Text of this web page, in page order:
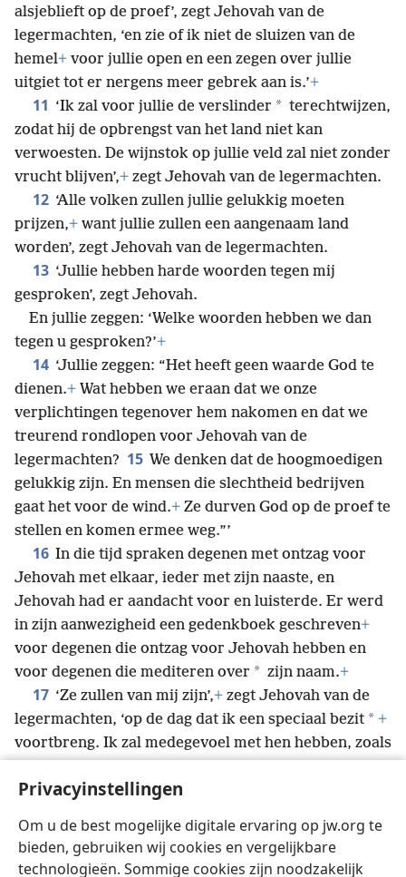
Privacyinstellingen
Om u de best mogelijke digitale ervaring op jw.org te
bieden, gebruiken wij cookies en vergelijkbare
technologieën. Sommige cookies zijn noodzakelijk
alsjeblieft op de proef’, zegt Jehovah van de
legermachten, ‘en zie of ik niet de sluizen van de
hemel+ voor jullie open en een zegen over jullie
uitgiet tot er nergens meer gebrek aan is.’+
11 ‘Ik zal voor jullie de verslinder * terechtwijzen,
zodat hij de opbrengst van het land niet kan
verwoesten. De wijnstok op jullie veld zal niet zonder
vrucht blijven’,+ zegt Jehovah van de legermachten.
12 ‘Alle volken zullen jullie gelukkig moeten
prijzen,+ want jullie zullen een aangenaam land
worden’, zegt Jehovah van de legermachten.
13 ‘Jullie hebben harde woorden tegen mij
gesproken’, zegt Jehovah.
En jullie zeggen: ‘Welke woorden hebben we dan
tegen u gesproken?’+
14 ‘Jullie zeggen: “Het heeft geen waarde God te
dienen.+ Wat hebben we eraan dat we onze
verplichtingen tegenover hem nakomen en dat we
treurend rondlopen voor Jehovah van de
legermachten? 15 We denken dat de hoogmoedigen
gelukkig zijn. En mensen die slechtheid bedrijven
gaat het voor de wind.+ Ze durven God op de proef te
stellen en komen ermee weg.”’
16 In die tijd spraken degenen met ontzag voor
Jehovah met elkaar, ieder met zijn naaste, en
Jehovah had er aandacht voor en luisterde. Er werd
in zijn aanwezigheid een gedenkboek geschreven+
voor degenen die ontzag voor Jehovah hebben en
voor degenen die mediteren over * zijn naam.+
17 ‘Ze zullen van mij zijn’,+ zegt Jehovah van de
legermachten, ‘op de dag dat ik een speciaal bezit * +
voortbreng. Ik zal medegevoel met hen hebben, zoals
gehoorzaamt.+ 18 Dan zullen jullie het verschil weer
tussen iemand die God dient en iemand die hem niet
dient.’